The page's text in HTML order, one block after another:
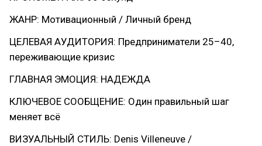
ЖАНР: Мотивационный / Личный бренд
ЦЕЛЕВАЯ АУДИТОРИЯ: Предприниматели 25–40,
переживающие кризис
ГЛАВНАЯ ЭМОЦИЯ: НАДЕЖДА
КЛЮЧЕВОЕ СООБЩЕНИЕ: Один правильный шаг
меняет всё
ВИЗУАЛЬНЫЙ СТИЛЬ: Denis Villeneuve /